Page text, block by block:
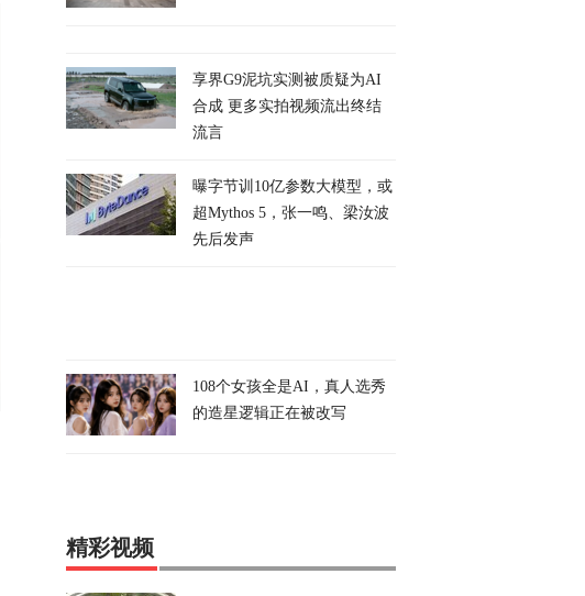
享界G9泥坑实测被质疑为AI
合成 更多实拍视频流出终结
流言
曝字节训10亿参数大模型，或
超Mythos 5，张一鸣、梁汝波
先后发声
108个女孩全是AI，真人选秀
的造星逻辑正在被改写
精彩视频